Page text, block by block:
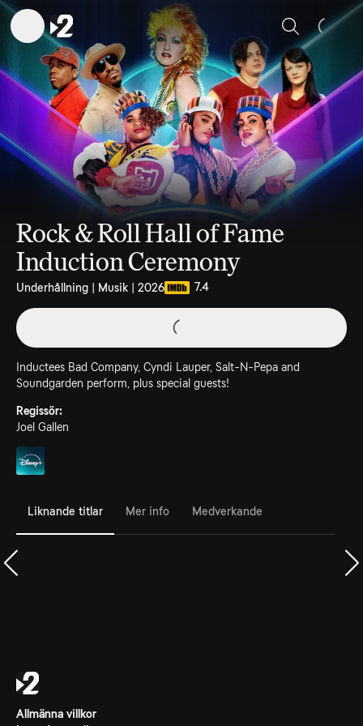
Sök
Rock & Roll Hall of Fame
Induction Ceremony
Underhållning | Musik | 2026 7.4
Inductees Bad Company, Cyndi Lauper, Salt-N-Pepa and
Soundgarden perform, plus special guests!
Regissör:
Joel Gallen
Liknande titlar Mer info Medverkande
Allmänna villkor